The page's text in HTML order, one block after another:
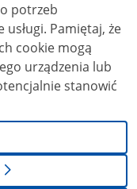
potrzeb
że
cookie mogą
urządzenia lub
stanowić